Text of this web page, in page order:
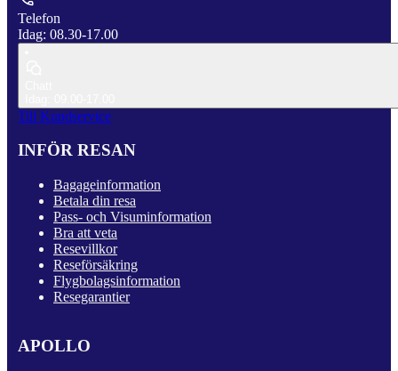
Telefon
Idag: 08.30-17.00
Till Kundservice
INFÖR RESAN
Bagageinformation
Betala din resa
Pass- och Visuminformation
Bra att veta
Resevillkor
Reseförsäkring
Flygbolagsinformation
Resegarantier
APOLLO